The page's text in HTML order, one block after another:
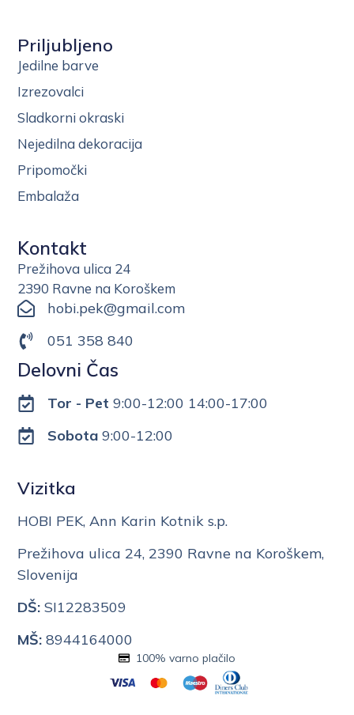
Priljubljeno
Jedilne barve
Izrezovalci
Sladkorni okraski
Nejedilna dekoracija
Pripomočki
Embalaža
Kontakt
Prežihova ulica 24
2390 Ravne na Koroškem
hobi.pek@gmail.com
051 358 840
Delovni Čas
Tor - Pet 9:00-12:00 14:00-17:00
Sobota9:00-12:00
Vizitka
HOBI PEK, Ann Karin Kotnik s.p.
Prežihova ulica 24, 2390 Ravne na Koroškem,
Slovenija
DŠ: SI12283509
MŠ: 8944164000
100% varno plačilo